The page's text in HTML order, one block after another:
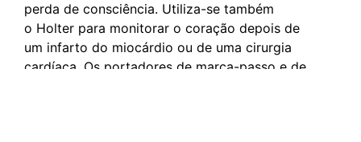
perda de consciência. Utiliza-se também
o Holter para monitorar o coração depois de
um infarto do miocárdio ou de uma cirurgia
cardíaca. Os portadores de marca-passo e de